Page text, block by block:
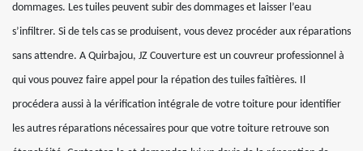
dommages. Les tuiles peuvent subir des dommages et laisser l’eau
s’infiltrer. Si de tels cas se produisent, vous devez procéder aux réparations
sans attendre. A Quirbajou, JZ Couverture est un couvreur professionnel à
qui vous pouvez faire appel pour la répation des tuiles faîtières. Il
procédera aussi à la vérification intégrale de votre toiture pour identifier
les autres réparations nécessaires pour que votre toiture retrouve son